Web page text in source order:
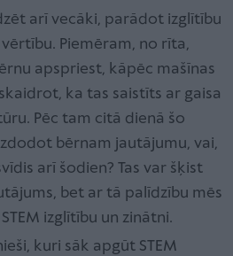
arī vecāki, parādot izglītību
Piemēram, no rīta,
apspriest, kāpēc mašīnas
ka tas saistīts ar gaisa
Pēc tam citā dienā šo
bērnam jautājumu, vai,
arī šodien? Tas var šķist
bet ar tā palīdzību mēs
izglītību un zinātni.
kuri sāk apgūt STEM